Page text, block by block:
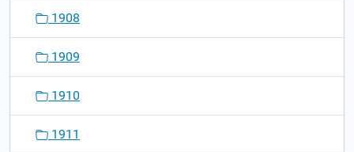
1908
1909
1910
1911